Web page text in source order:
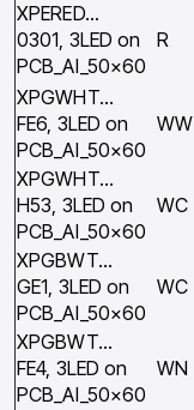
XPERED…
0301, 3LED on
PCB_Al_50×60
R
XPGWHT…
FE6, 3LED on
PCB_Al_50×60
WW
XPGWHT…
H53, 3LED on
PCB_Al_50×60
WC
XPGBWT…
GE1, 3LED on
PCB_Al_50×60
WC
XPGBWT…
FE4, 3LED on
PCB_Al_50×60
WN